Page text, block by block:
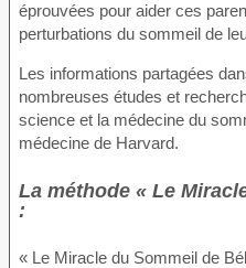
éprouvées pour aider ces
perturbations du sommeil de
Les informations partagées
nombreuses études et
science et la médecine du
médecine de Harvard.
La méthode « Le
:
« Le Miracle du Sommeil de